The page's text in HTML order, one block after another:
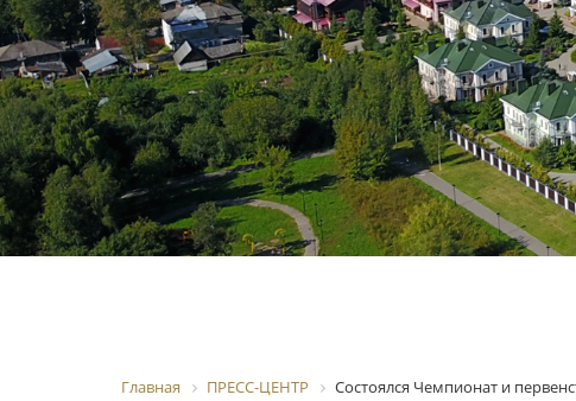
Главная ПРЕСС-ЦЕНТР Состоялся Чемпионат и